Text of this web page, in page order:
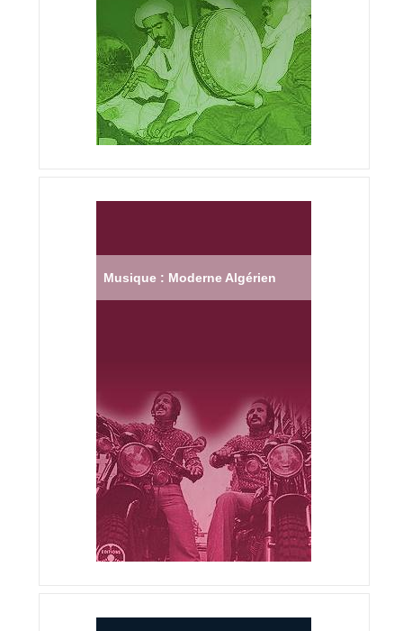
Musique : Moderne Algérien